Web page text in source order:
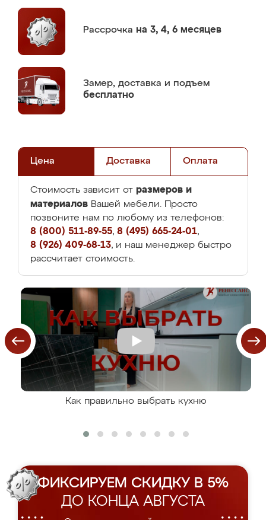
Рассрочка на 3, 4, 6 месяцев
Замер, доставка и подъем
бесплатно
Цена Доставка Оплата
Стоимость зависит от размеров и
материалов Вашей мебели. Просто
позвоните нам по любому из телефонов:
8 (800) 511-89-55, 8 (495) 665-24-01,
8 (926) 409-68-13, и наш менеджер быстро
рассчитает стоимость.
Как правильно выбрать кухню
ФИКСИРУЕМ СКИДКУ В 5%
ДО КОНЦА АВГУСТА